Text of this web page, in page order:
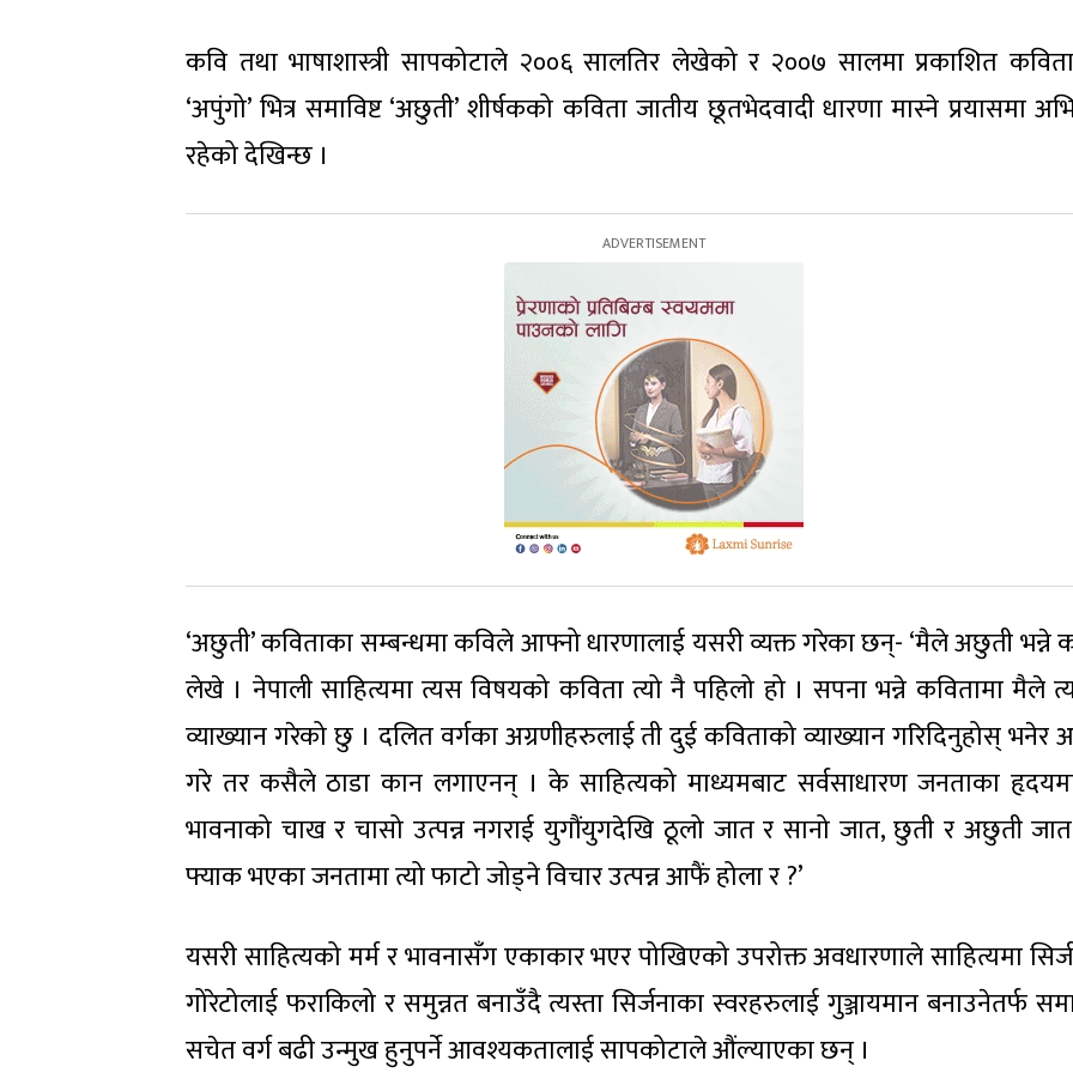
कवि तथा भाषाशास्त्री सापकोटाले २००६ सालतिर लेखेको र २००७ सालमा प्रकाशित
‘अपुंगो’ भित्र समाविष्ट ‘अछुती’ शीर्षकको कविता जातीय छूतभेदवादी धारणा मास्ने प्रयासमा
रहेको देखिन्छ ।
‘अछुती’ कविताका सम्बन्धमा कविले आफ्नो धारणालाई यसरी व्यक्त गरेका छन्- ‘मैले अछुती भन्ने
लेखे । नेपाली साहित्यमा त्यस विषयको कविता त्यो नै पहिलो हो । सपना भन्ने कवितामा मैले
व्याख्यान गरेको छु । दलित वर्गका अग्रणीहरुलाई ती दुई कविताको व्याख्यान गरिदिनुहोस् भनेर
गरे तर कसैले ठाडा कान लगाएनन् । के साहित्यको माध्यमबाट सर्वसाधारण जनताका
भावनाको चाख र चासो उत्पन्न नगराई युगौंयुगदेखि ठूलो जात र सानो जात, छुती र अछुती
फ्याक भएका जनतामा त्यो फाटो जोड्ने विचार उत्पन्न आफैं होला र ?’
यसरी साहित्यको मर्म र भावनासँग एकाकार भएर पोखिएको उपरोक्त अवधारणाले साहित्यमा
गोरेटोलाई फराकिलो र समुन्नत बनाउँदै त्यस्ता सिर्जनाका स्वरहरुलाई गुञ्जायमान बनाउनेतर्फ
सचेत वर्ग बढी उन्मुख हुनुपर्ने आवश्यकतालाई सापकोटाले औंल्याएका छन् ।